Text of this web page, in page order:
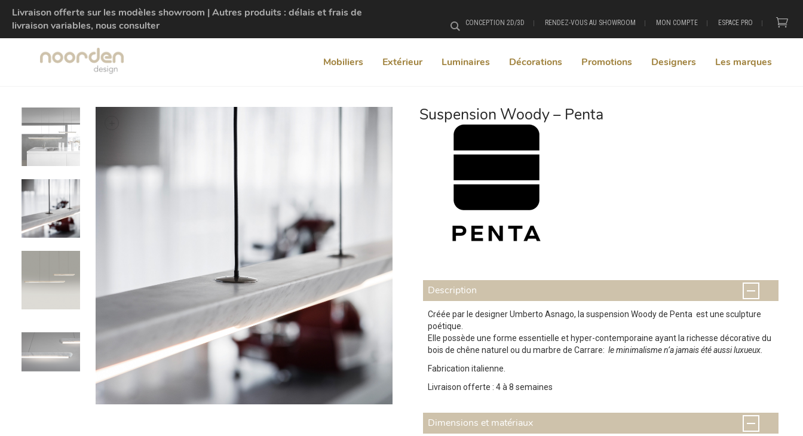
Livraison offerte sur les modèles showroom | Autres produits : délais et frais de
livraison variables, nous consulter
CONCEPTION 2D/3D RENDEZ-VOUS AU SHOWROOM MON COMPTE ESPACE PRO
Mobiliers Extérieur Luminaires Décorations Promotions Designers Les marques
Rechercher
Suspension Woody – Penta
Description
Créée par le designer Umberto Asnago, la suspension Woody de Penta est une sculpture
poétique.
Elle possède une forme essentielle et hyper-contemporaine ayant la richesse décorative du
bois de chêne naturel ou du marbre de Carrare: le minimalisme n’a jamais été aussi luxueux.
Fabrication italienne.
Livraison offerte : 4 à 8 semaines
Dimensions et matériaux